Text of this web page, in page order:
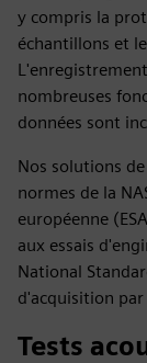
y compris la
échantillons et
nombreuses
données sont
Nos solutions
normes de la
européenne
aux essais
National
d'acquisition
Tests